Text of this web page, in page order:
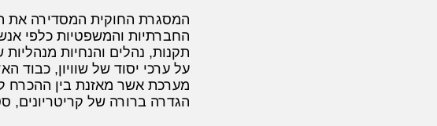
המסגרת החוקית המסדירה את
החברתיות והמשפטיות כלפי
תקנות, נהלים והנחיות
על ערכי יסוד של שוויון, כבוד
מערכת אשר מאזנת בין ההכרח
הגדרה ברורה של קריטריונים,